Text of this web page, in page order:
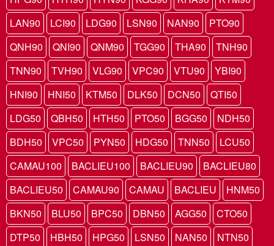
LAN90
LCI90 LDG90 LSN90 NAN90
PTO90
QNH90
QNI90 QNM90 TGG90 THA90
TNH90
TNN90
TVH90 VLG90 VPC90 VTU90
YBI90
HNI90
HNI50 KTM50 DLK50 DCN50
QTI50
LDG50
QBH50 HTH50 PTO50 BGG50
NDH50
BDH50
VPC50 PYN50 HDG50 TNN50
LCU50
CAMAU100
BACLIEU100 BACLIEU90
BACLIEU80
BACLIEU50
CAMAU90 CAMAU BACLIEU
HNM50
BKN50
BLU50 BPC50 DBN50 AGG50
CTO50
DTP50
HBH50 HPG50 LSN50 NAN50
NTN50